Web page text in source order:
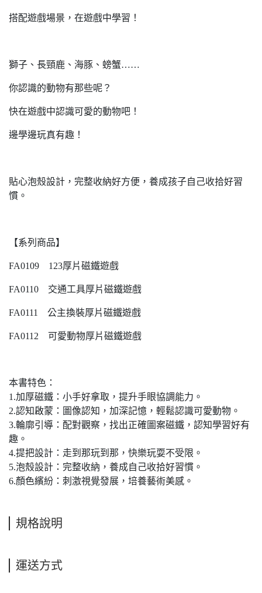
搭配遊戲場景，在遊戲中學習！
獅子、長頸鹿、海豚、螃蟹……
你認識的動物有那些呢？
快在遊戲中認識可愛的動物吧！
邊學邊玩真有趣！
貼心泡殼設計，完整收納好方便，養成孩子自己收拾好習
慣。
【系列商品】
FA0109 123厚片磁鐵遊戲
FA0110 交通工具厚片磁鐵遊戲
FA0111 公主換裝厚片磁鐵遊戲
FA0112 可愛動物厚片磁鐵遊戲
本書特色：
1.加厚磁鐵：小手好拿取，提升手眼協調能力。
2.認知啟蒙：圖像認知，加深記憶，輕鬆認識可愛動物。
3.輪廓引導：配對觀察，找出正確圖案磁鐵，認知學習好有
趣。
4.提把設計：走到那玩到那，快樂玩耍不受限。
5.泡殼設計：完整收納，養成自己收拾好習慣。
6.顏色繽紛：刺激視覺發展，培養藝術美感。
規格說明
運送方式